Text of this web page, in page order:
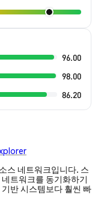
96.00
98.00
86.20
스 네트워크입니다. 스
트워크를 동기화하기
반 시스템보다 훨씬 빠